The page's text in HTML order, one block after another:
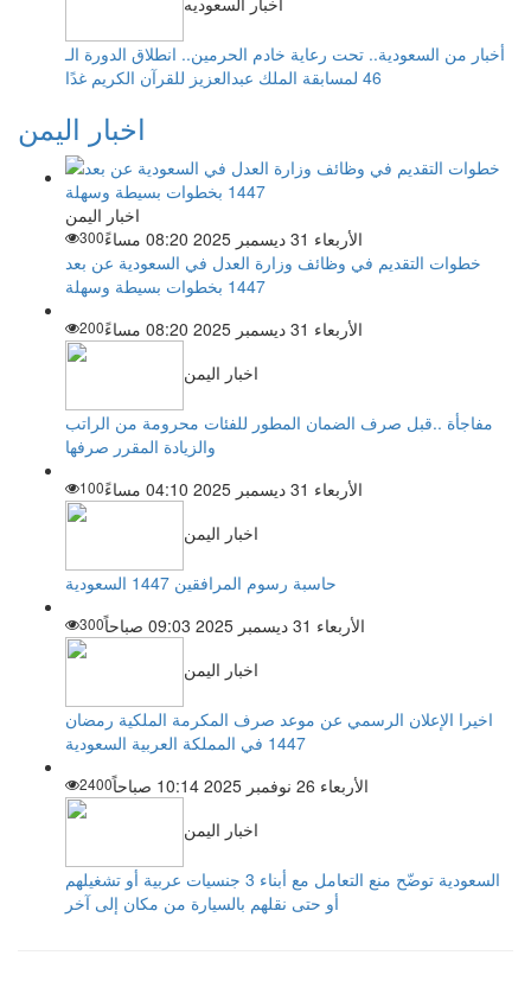
أخبار من السعودية.. تحت رعاية خادم الحرمين.. انطلاق الدورة الـ
46 لمسابقة الملك عبدالعزيز للقرآن الكريم غدًا
اخبار اليمن
اخبار اليمن
الأربعاء 31 ديسمبر 2025 08:20 مساءً
300
خطوات التقديم في وظائف وزارة العدل في السعودية عن بعد
1447 بخطوات بسيطة وسهلة
الأربعاء 31 ديسمبر 2025 08:20 مساءً
200
اخبار اليمن
مفاجأة ..قبل صرف الضمان المطور للفئات محرومة من الراتب
والزيادة المقرر صرفها
الأربعاء 31 ديسمبر 2025 04:10 مساءً
100
اخبار اليمن
حاسبة رسوم المرافقين 1447 السعودية
الأربعاء 31 ديسمبر 2025 09:03 صباحاً
300
اخبار اليمن
اخيرا الإعلان الرسمي عن موعد صرف المكرمة الملكية رمضان
1447 في المملكة العربية السعودية
الأربعاء 26 نوفمبر 2025 10:14 صباحاً
2400
اخبار اليمن
السعودية توضّح منع التعامل مع أبناء 3 جنسيات عربية أو تشغيلهم
أو حتى نقلهم بالسيارة من مكان إلى آخر